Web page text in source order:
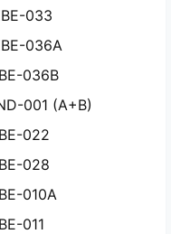
033
036A
036B
001 (A+B)
022
028
010A
011